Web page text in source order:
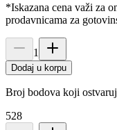
*Iskazana cena važi za
prodavnicama za
1
Dodaj u korpu
Broj bodova koji
528